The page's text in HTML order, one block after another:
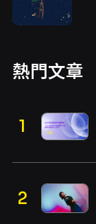
熱門文章